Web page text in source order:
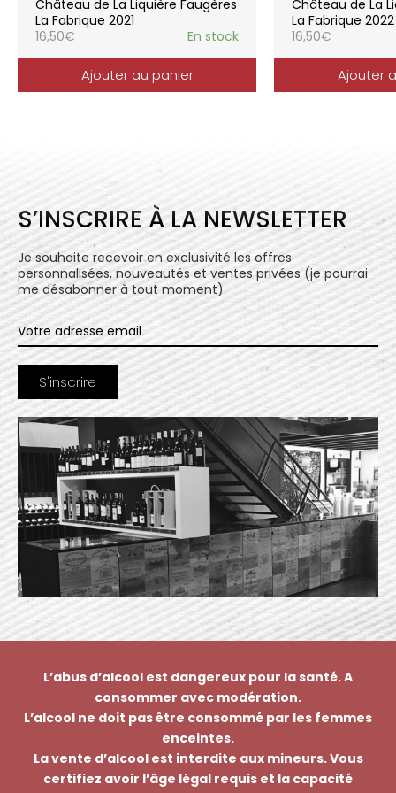
l’expression du terroir.
Château de La Liquière Faugères
La Fabrique 2021
16,50€ En stock
Ajouter au panier
Château de La
La Fabrique 2022
16,50€
Ajouter
S’INSCRIRE À LA NEWSLETTER
Je souhaite recevoir en exclusivité les offres
personnalisées, nouveautés et ventes privées (je pourrai
me désabonner à tout moment).
L’abus d’alcool est dangereux pour la santé. A
consommer avec modération.
L’alcool ne doit pas être consommé par les femmes
enceintes.
La vente d’alcool est interdite aux mineurs. Vous
certifiez avoir l’âge légal requis et la capacité